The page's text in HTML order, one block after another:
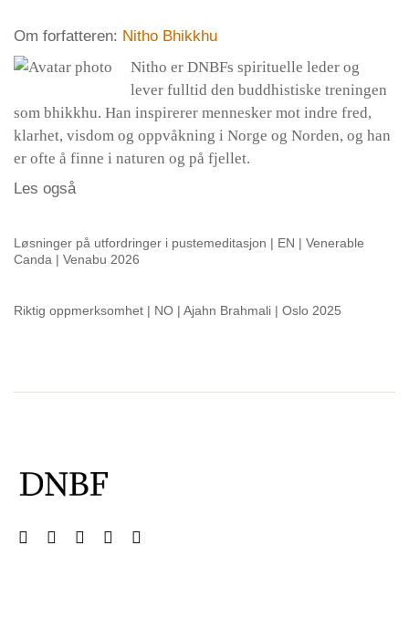
Om forfatteren: Nitho Bhikkhu
Nitho er DNBFs spirituelle leder og
lever fulltid den buddhistiske treningen
som bhikkhu. Han inspirerer mennesker mot indre fred,
klarhet, visdom og oppvåkning i Norge og Norden, og han
er ofte å finne i naturen og på fjellet.
Les også
Løsninger på utfordringer i pustemeditasjon | EN | Venerable
Canda | Venabu 2026
Riktig oppmerksomhet | NO | Ajahn Brahmali | Oslo 2025